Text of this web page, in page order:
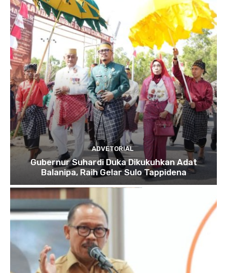
ADVETORIAL
Gubernur Suhardi Duka Dikukuhkan Adat
Balanipa, Raih Gelar Sulo Tappidena